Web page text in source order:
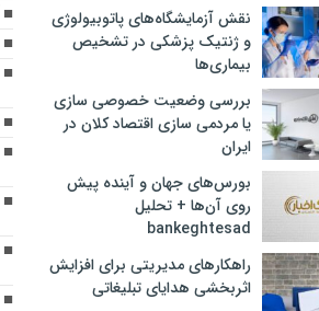
نقش آزمایشگاه‌های پاتوبیولوژی
و ژنتیک پزشکی در تشخیص
بیماری‌ها
بررسی وضعیت خصوصی سازی
یا مردمی سازی اقتصاد کلان در
ایران
بورس‌های جهان و آینده پیش
روی آن‌ها + تحلیل
bankeghtesad
راهکارهای مدیریتی برای افزایش
اثربخشی هدایای تبلیغاتی